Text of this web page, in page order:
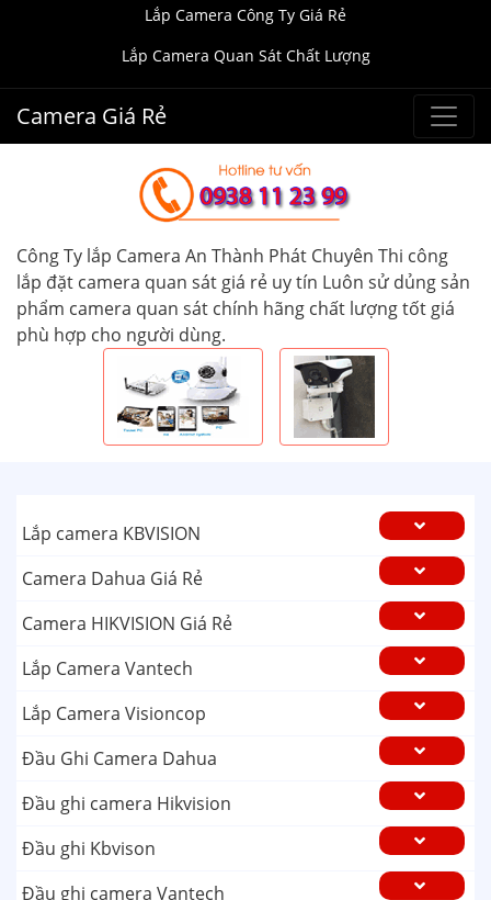
Lắp Camera Công Ty Giá Rẻ
Lắp Camera Quan Sát Chất Lượng
Camera Giá Rẻ
Công Ty lắp Camera An Thành Phát Chuyên Thi công
lắp đặt camera quan sát giá rẻ uy tín Luôn sử dủng sản
phẩm camera quan sát chính hãng chất lượng tốt giá
phù hợp cho người dùng.
Lắp camera KBVISION
Camera Dahua Giá Rẻ
Camera HIKVISION Giá Rẻ
Lắp Camera Vantech
Lắp Camera Visioncop
Đầu Ghi Camera Dahua
Đầu ghi camera Hikvision
Đầu ghi Kbvison
Đầu ghi camera Vantech